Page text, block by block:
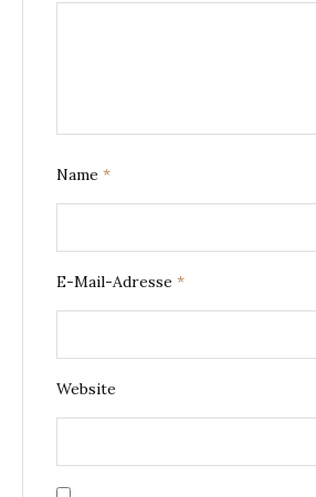
Name *
E-Mail-Adresse *
Website